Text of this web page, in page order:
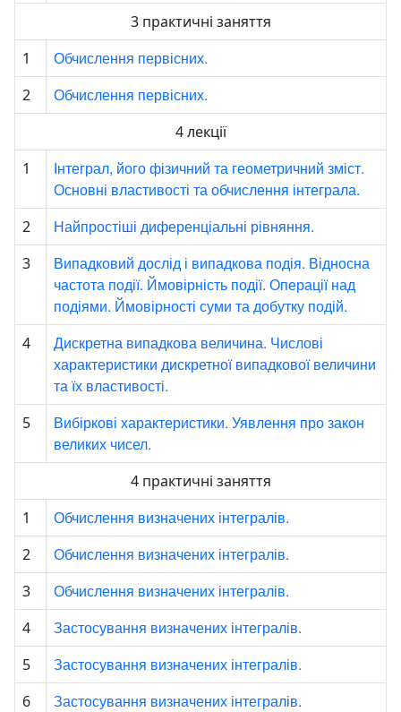
3 практичні заняття
1
Обчислення первісних.
2 Обчислення первісних.
4 лекції
1
Інтеграл, його фізичний та геометричний зміст.
Основні властивості та обчислення інтеграла.
2 Найпростіші диференціальні рівняння.
3
Випадковий дослід і випадкова подія. Відносна
частота події. Ймовірність події. Операції над
подіями. Ймовірності суми та добутку подій.
4
Дискретна випадкова величина. Числові
характеристики дискретної випадкової величини
та їх властивості.
5
Вибіркові характеристики. Уявлення про закон
великих чисел.
4 практичні заняття
1
Обчислення визначених інтегралів.
2 Обчислення визначених інтегралів.
3 Обчислення визначених інтегралів.
4 Застосування визначених інтегралів.
5 Застосування визначених інтегралів.
6 Застосування визначених інтегралів.